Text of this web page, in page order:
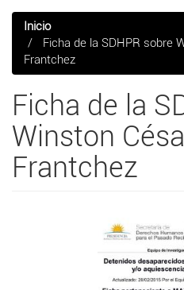
Inicio
Ficha de la SDHPR sobre
Frantchez
Ficha de la
Winston
Frantchez